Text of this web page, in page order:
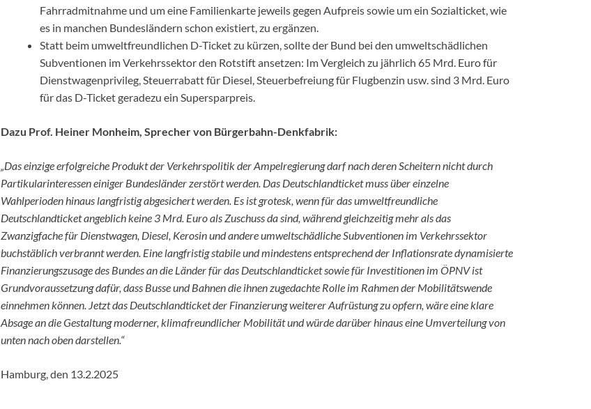
Fahrradmitnahme und um eine Familienkarte jeweils gegen Aufpreis sowie um ein Sozialticket, wie
es in manchen Bundesländern schon existiert, zu ergänzen.
Statt beim umweltfreundlichen D-Ticket zu kürzen, sollte der Bund bei den umweltschädlichen
Subventionen im Verkehrssektor den Rotstift ansetzen: Im Vergleich zu jährlich 65 Mrd. Euro für
Dienstwagenprivileg, Steuerrabatt für Diesel, Steuerbefreiung für Flugbenzin usw. sind 3 Mrd. Euro
für das D-Ticket geradezu ein Supersparpreis.
Dazu Prof. Heiner Monheim, Sprecher von Bürgerbahn-Denkfabrik:
„Das einzige erfolgreiche Produkt der Verkehrspolitik der Ampelregierung darf nach deren Scheitern nicht durch
Partikularinteressen einiger Bundesländer zerstört werden. Das Deutschlandticket muss über einzelne
Wahlperioden hinaus langfristig abgesichert werden. Es ist grotesk, wenn für das umweltfreundliche
Deutschlandticket angeblich keine 3 Mrd. Euro als Zuschuss da sind, während gleichzeitig mehr als das
Zwanzigfache für Dienstwagen, Diesel, Kerosin und andere umweltschädliche Subventionen im Verkehrssektor
buchstäblich verbrannt werden. Eine langfristig stabile und mindestens entsprechend der Inflationsrate dynamisierte
Finanzierungszusage des Bundes an die Länder für das Deutschlandticket sowie für Investitionen im ÖPNV ist
Grundvoraussetzung dafür, dass Busse und Bahnen die ihnen zugedachte Rolle im Rahmen der Mobilitätswende
einnehmen können. Jetzt das Deutschlandticket der Finanzierung weiterer Aufrüstung zu opfern, wäre eine klare
Absage an die Gestaltung moderner, klimafreundlicher Mobilität und würde darüber hinaus eine Umverteilung von
unten nach oben darstellen.“
Hamburg, den 13.2.2025